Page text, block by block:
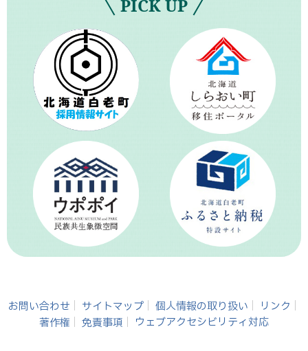
PICK UP
お問い合わせ サイトマップ 個人情報の取り扱い
リンク
著作権
免責事項 ウェブアクセシビリティ対応